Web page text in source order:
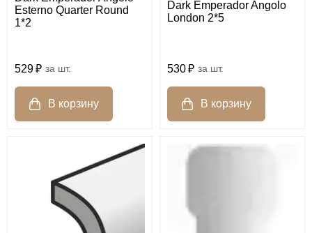
Esterno Quarter Round
1*2
529 шт.
Dark Emperador Angolo
London 2*5
530 шт.